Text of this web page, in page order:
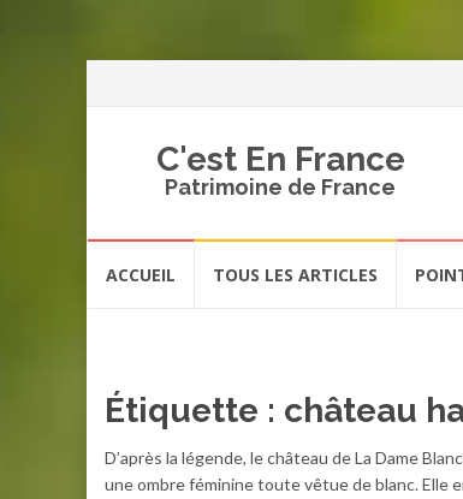
C'est En France
Patrimoine de France
ACCUEIL TOUS LES ARTICLES
Étiquette : château
D’après la légende, le château de La Dame
une ombre féminine toute vêtue de blanc. Elle